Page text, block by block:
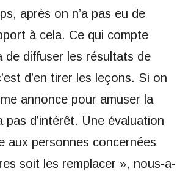
après on n’a pas eu de
à cela. Ce qui compte
de diffuser les résultats de
d’en tirer les leçons. Si on
annonce pour amuser la
pas d’intérêt. Une évaluation
aux personnes concernées
soit les remplacer », nous-a-